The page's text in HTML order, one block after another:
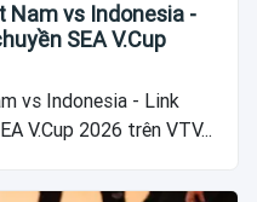
Nam vs Indonesia -
SEA V.Cup
vs Indonesia - Link
V.Cup 2026 trên VTV...